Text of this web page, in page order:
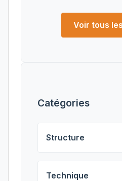
Voir tous
Catégories
Structure
Technique